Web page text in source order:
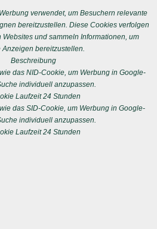
verwendet, um Besuchern relevante
bereitzustellen. Diese Cookies verfolgen
und sammeln Informationen, um
Anzeigen bereitzustellen.
Beschreibung
das NID-Cookie, um Werbung in Google-
individuell anzupassen.
Laufzeit 24 Stunden
das SID-Cookie, um Werbung in Google-
individuell anzupassen.
Laufzeit 24 Stunden